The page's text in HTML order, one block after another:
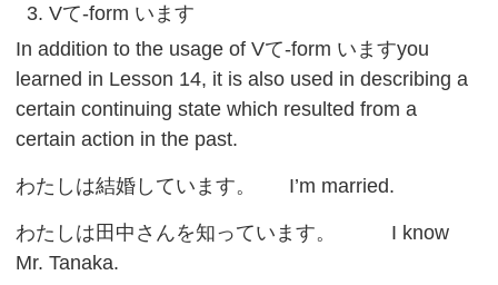
3. Vて-form います
In addition to the usage of Vて-form いますyou
learned in Lesson 14, it is also used in describing a
certain continuing state which resulted from a
certain action in the past.
わたしは結婚しています。 I’m married.
わたしは田中さんを知っています。 I know
Mr. Tanaka.